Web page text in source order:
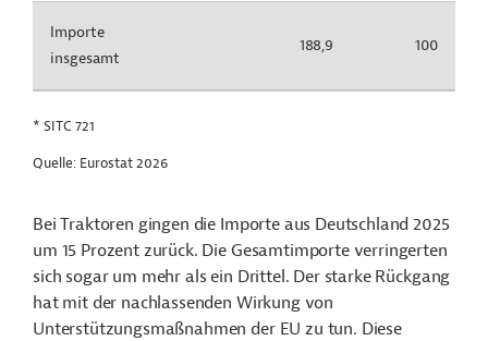
Importe
insgesamt
188,9 100
* SITC 721
Quelle: Eurostat 2026
Bei Traktoren gingen die Importe aus Deutschland 2025
um 15 Prozent zurück. Die Gesamtimporte verringerten
sich sogar um mehr als ein Drittel. Der starke Rückgang
hat mit der nachlassenden Wirkung von
Unterstützungsmaßnahmen der EU zu tun. Diese